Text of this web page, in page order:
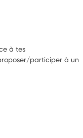
à tes
participer à un